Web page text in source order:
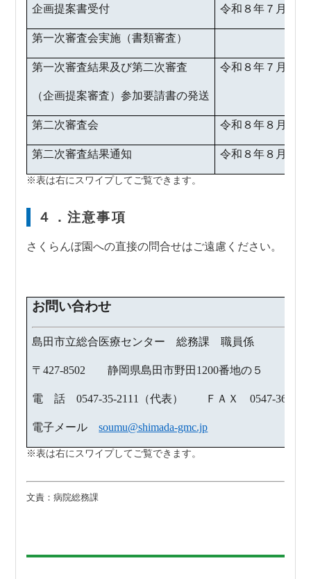
企画提案書受付 令和８年７月８
第一次審査会実施（書類審査）
第一次審査結果及び第二次審査
（企画提案審査）参加要請書の発送
令和８年７月17
第二次審査会 令和８年８月４
第二次審査結果通知 令和８年８月７
４．注意事項
さくらんぼ園への直接の問合せはご遠慮ください。
お問い合わせ
島田市立総合医療センター 総務課 職員係
〒427-8502 静岡県島田市野田1200番地の５
電 話 0547-35-2111（代表） ＦＡＸ 0547-36-
電子メールsoumu@shimada-gmc.jp
文責：病院総務課